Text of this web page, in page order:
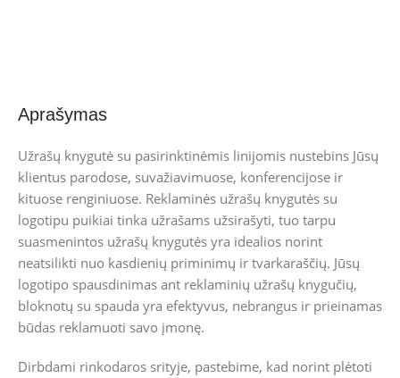
Aprašymas
Užrašų knygutė su pasirinktinėmis linijomis nustebins Jūsų
klientus parodose, suvažiavimuose, konferencijose ir
kituose renginiuose. Reklaminės užrašų knygutės su
logotipu puikiai tinka užrašams užsirašyti, tuo tarpu
suasmenintos užrašų knygutės yra idealios norint
neatsilikti nuo kasdienių priminimų ir tvarkaraščių. Jūsų
logotipo spausdinimas ant reklaminių užrašų knygučių,
bloknotų su spauda yra efektyvus, nebrangus ir prieinamas
būdas reklamuoti savo įmonę.
Dirbdami rinkodaros srityje, pastebime, kad norint plėtoti